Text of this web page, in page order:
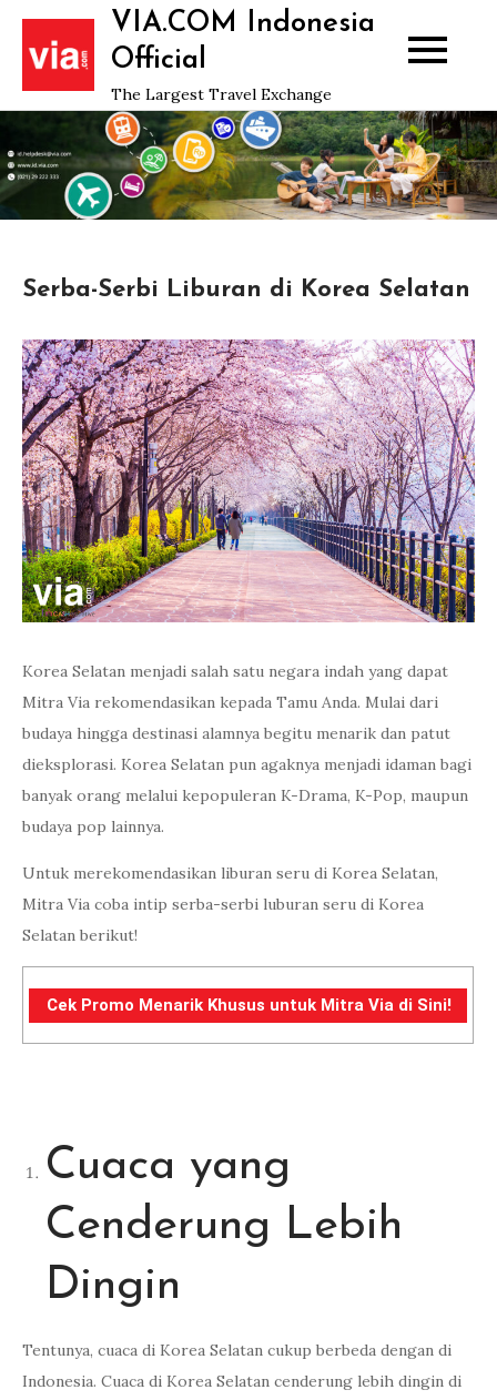
Skip
content
VIA.COM Indonesia
Official
The Largest Travel Exchange
Serba-Serbi Liburan di Korea Selatan
Korea Selatan menjadi salah satu negara indah yang dapat
Mitra Via rekomendasikan kepada Tamu Anda. Mulai dari
budaya hingga destinasi alamnya begitu menarik dan patut
dieksplorasi. Korea Selatan pun agaknya menjadi idaman bagi
banyak orang melalui kepopuleran K-Drama, K-Pop, maupun
budaya pop lainnya.
Untuk merekomendasikan liburan seru di Korea Selatan,
Mitra Via coba intip serba-serbi luburan seru di Korea
Selatan berikut!
Cek Promo Menarik Khusus untuk Mitra Via di Sini!
Cuaca yang
Cenderung Lebih
Dingin
Tentunya, cuaca di Korea Selatan cukup berbeda dengan di
Indonesia. Cuaca di Korea Selatan cenderung lebih dingin di